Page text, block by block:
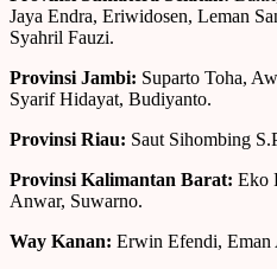
Jaya Endra, Eriwidosen, Leman
Syahril Fauzi.
Provinsi Jambi: Suparto Toha,
Syarif Hidayat, Budiyanto.
Provinsi Riau: Saut Sihombing
Provinsi Kalimantan Barat: Eko
Anwar, Suwarno.
Way Kanan: Erwin Efendi,